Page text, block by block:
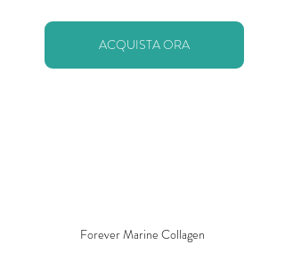
ACQUISTA ORA
Forever Marine Collagen